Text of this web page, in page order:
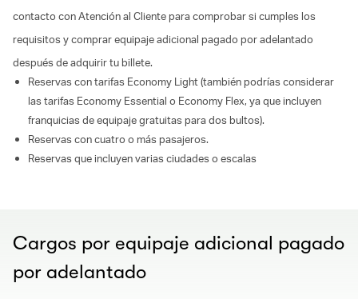
contacto con Atención al Cliente para comprobar si cumples los
requisitos y comprar equipaje adicional pagado por adelantado
después de adquirir tu billete.
Reservas con tarifas Economy Light (también podrías considerar
las tarifas Economy Essential o Economy Flex, ya que incluyen
franquicias de equipaje gratuitas para dos bultos).
Reservas con cuatro o más pasajeros.
Reservas que incluyen varias ciudades o escalas
Cargos por equipaje adicional pagado
por adelantado